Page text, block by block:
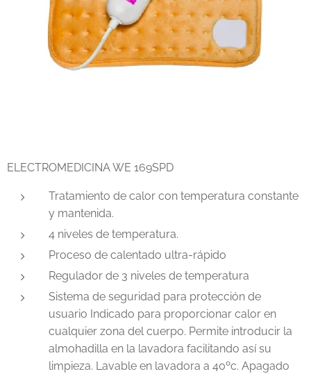
ELECTROMEDICINA WE 169SPD
Tratamiento de calor con temperatura constante
y mantenida.
4 niveles de temperatura.
Proceso de calentado ultra-rápido
Regulador de 3 niveles de temperatura
Sistema de seguridad para protección de
usuario Indicado para proporcionar calor en
cualquier zona del cuerpo. Permite introducir la
almohadilla en la lavadora facilitando así su
limpieza. Lavable en lavadora a 40ºc. Apagado